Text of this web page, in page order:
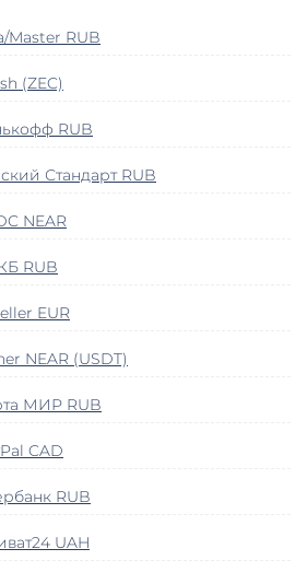
Master RUB
(ZEC)
RUB
Стандарт RUB
NEAR
RUB
EUR
NEAR (USDT)
МИР RUB
CAD
RUB
UAH